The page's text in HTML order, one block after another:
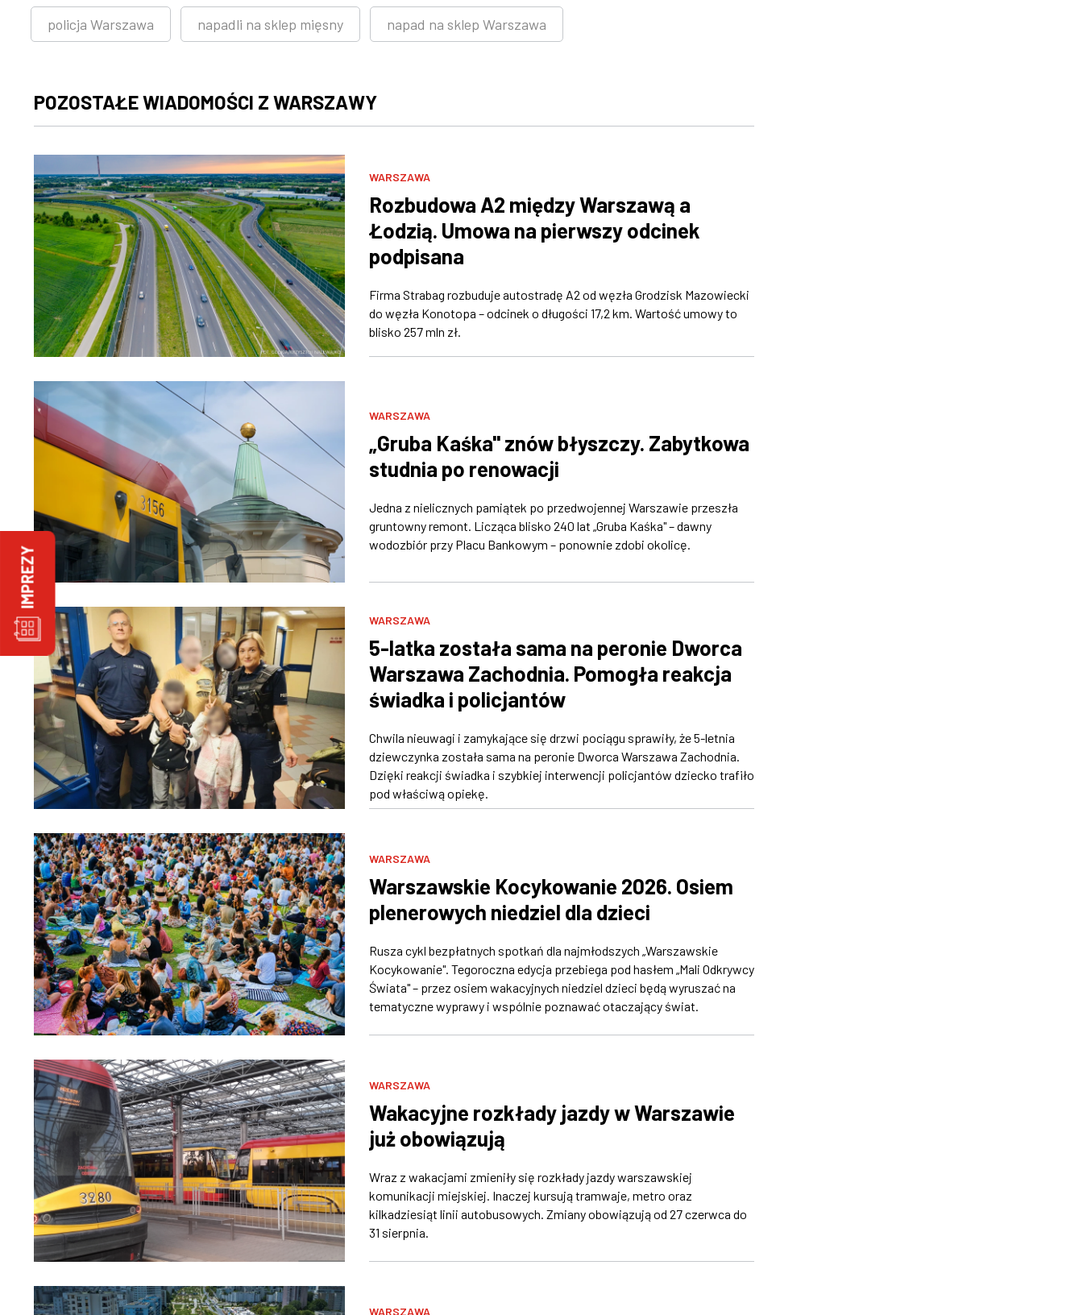
policja Warszawa napadli na sklep mięsny napad na sklep Warszawa
POZOSTAŁE WIADOMOŚCI Z WARSZAWY
WARSZAWA
Rozbudowa A2 między Warszawą a
Łodzią. Umowa na pierwszy odcinek
podpisana
Firma Strabag rozbuduje autostradę A2 od węzła Grodzisk Mazowiecki
do węzła Konotopa – odcinek o długości 17,2 km. Wartość umowy to
blisko 257 mln zł.
WARSZAWA
„Gruba Kaśka" znów błyszczy. Zabytkowa
studnia po renowacji
Jedna z nielicznych pamiątek po przedwojennej Warszawie przeszła
gruntowny remont. Licząca blisko 240 lat „Gruba Kaśka" – dawny
wodozbiór przy Placu Bankowym – ponownie zdobi okolicę.
WARSZAWA
5-latka została sama na peronie Dworca
Warszawa Zachodnia. Pomogła reakcja
świadka i policjantów
Chwila nieuwagi i zamykające się drzwi pociągu sprawiły, że 5-letnia
dziewczynka została sama na peronie Dworca Warszawa Zachodnia.
Dzięki reakcji świadka i szybkiej interwencji policjantów dziecko trafiło
pod właściwą opiekę.
WARSZAWA
Warszawskie Kocykowanie 2026. Osiem
plenerowych niedziel dla dzieci
Rusza cykl bezpłatnych spotkań dla najmłodszych „Warszawskie
Kocykowanie". Tegoroczna edycja przebiega pod hasłem „Mali Odkrywcy
Świata" – przez osiem wakacyjnych niedziel dzieci będą wyruszać na
tematyczne wyprawy i wspólnie poznawać otaczający świat.
WARSZAWA
Wakacyjne rozkłady jazdy w Warszawie
już obowiązują
Wraz z wakacjami zmieniły się rozkłady jazdy warszawskiej
komunikacji miejskiej. Inaczej kursują tramwaje, metro oraz
kilkadziesiąt linii autobusowych. Zmiany obowiązują od 27 czerwca do
31 sierpnia.
WARSZAWA
IMPREZY